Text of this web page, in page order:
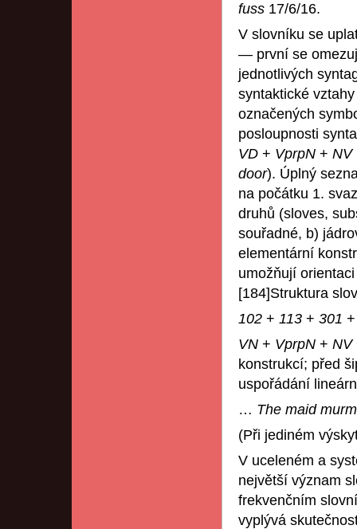
fuss 17/6/16.
V slovníku se
— první se
jednotlivých
syntaktické
označených
posloupnosti
VD + VprpN + NV
door). Úplný
na počátku 1.
druhů (sloves,
souřadné, b)
elementární
umožňují
[184]Struktura
102 + 113 + 301
VN + VprpN + NV
konstrukcí; před
uspořádání
… The maid
(Při jediném
V uceleném a
největší význam
frekvenčním
vyplývá